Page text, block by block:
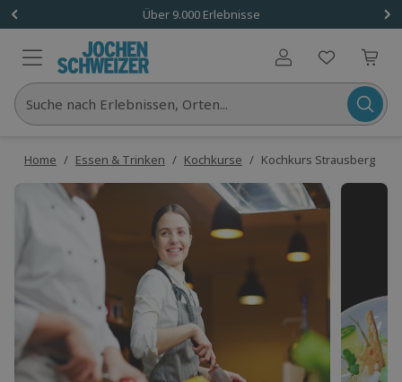
Über 9.000 Erlebnisse
Benutzerkonto
Suche nach Erlebnissen, Orten...
Home / Essen & Trinken / Kochkurse / Kochkurs Strausberg